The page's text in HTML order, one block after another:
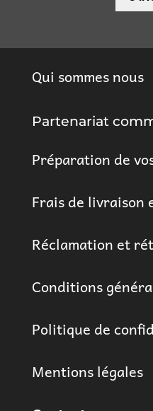
Qui sommes nous
Partenariat
Préparation de
Frais de livraison
Réclamation et
Conditions
Politique de
Mentions légales